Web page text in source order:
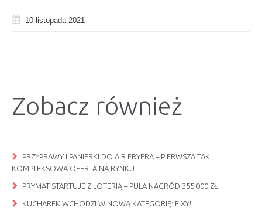
10 listopada 2021
Zobacz również
PRZYPRAWY I PANIERKI DO AIR FRYERA – PIERWSZA TAK
KOMPLEKSOWA OFERTA NA RYNKU
PRYMAT STARTUJE Z LOTERIĄ – PULA NAGRÓD 355 000 ZŁ!
KUCHAREK WCHODZI W NOWĄ KATEGORIĘ: FIXY!